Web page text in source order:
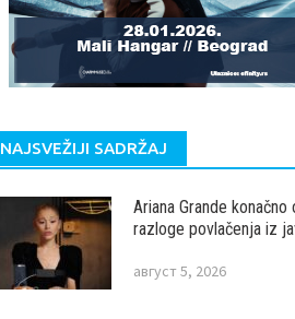
NAJSVEŽIJI SADRŽAJ
Ariana Grande konačno
razloge povlačenja iz
август 5, 2026